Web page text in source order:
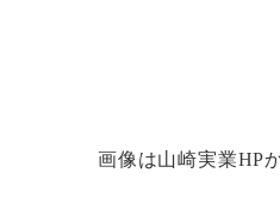
画像は山崎実業HP